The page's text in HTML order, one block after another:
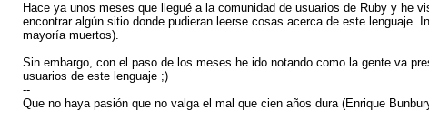
Hace ya unos meses que llegué a la comunidad de usuarios de Ruby y he
encontrar algún sitio donde pudieran leerse cosas acerca de este
mayoría muertos).
Sin embargo, con el paso de los meses he ido notando como la gente va
usuarios de este lenguaje ;)
--
Que no haya pasión que no valga el mal que cien años dura (Enrique